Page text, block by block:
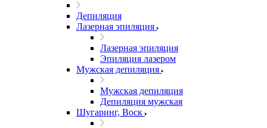
Депиляция
Лазерная эпиляция
Лазерная эпиляция
Эпиляция лазером
Мужская депиляция
Мужская депиляция
Депиляция мужская
Шугаринг, Воск